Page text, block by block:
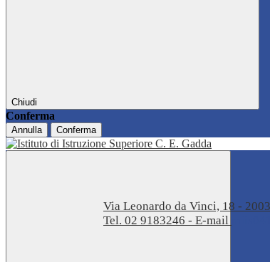
Chiudi
Conferma
Annulla Conferma
Via Leonardo da Vinci, 18 -
Tel. 02 9183246 - E-mail